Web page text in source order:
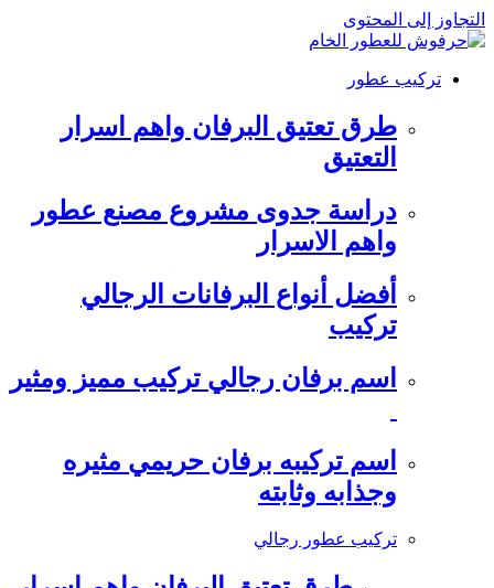
التجاوز إلى المحتوى
تركيب عطور
طرق تعتيق البرفان واهم اسرار
التعتيق
دراسة جدوى مشروع مصنع عطور
واهم الاسرار
أفضل أنواع البرفانات الرجالي
تركيب
اسم برفان رجالي تركيب مميز ومثير
اسم تركيبه برفان حريمي مثيره
وجذابه وثابته
تركيب عطور رجالي